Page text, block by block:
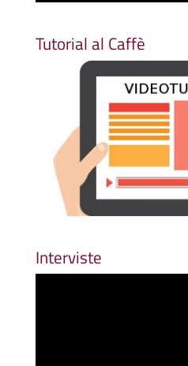
Tutorial al Caffè
Interviste